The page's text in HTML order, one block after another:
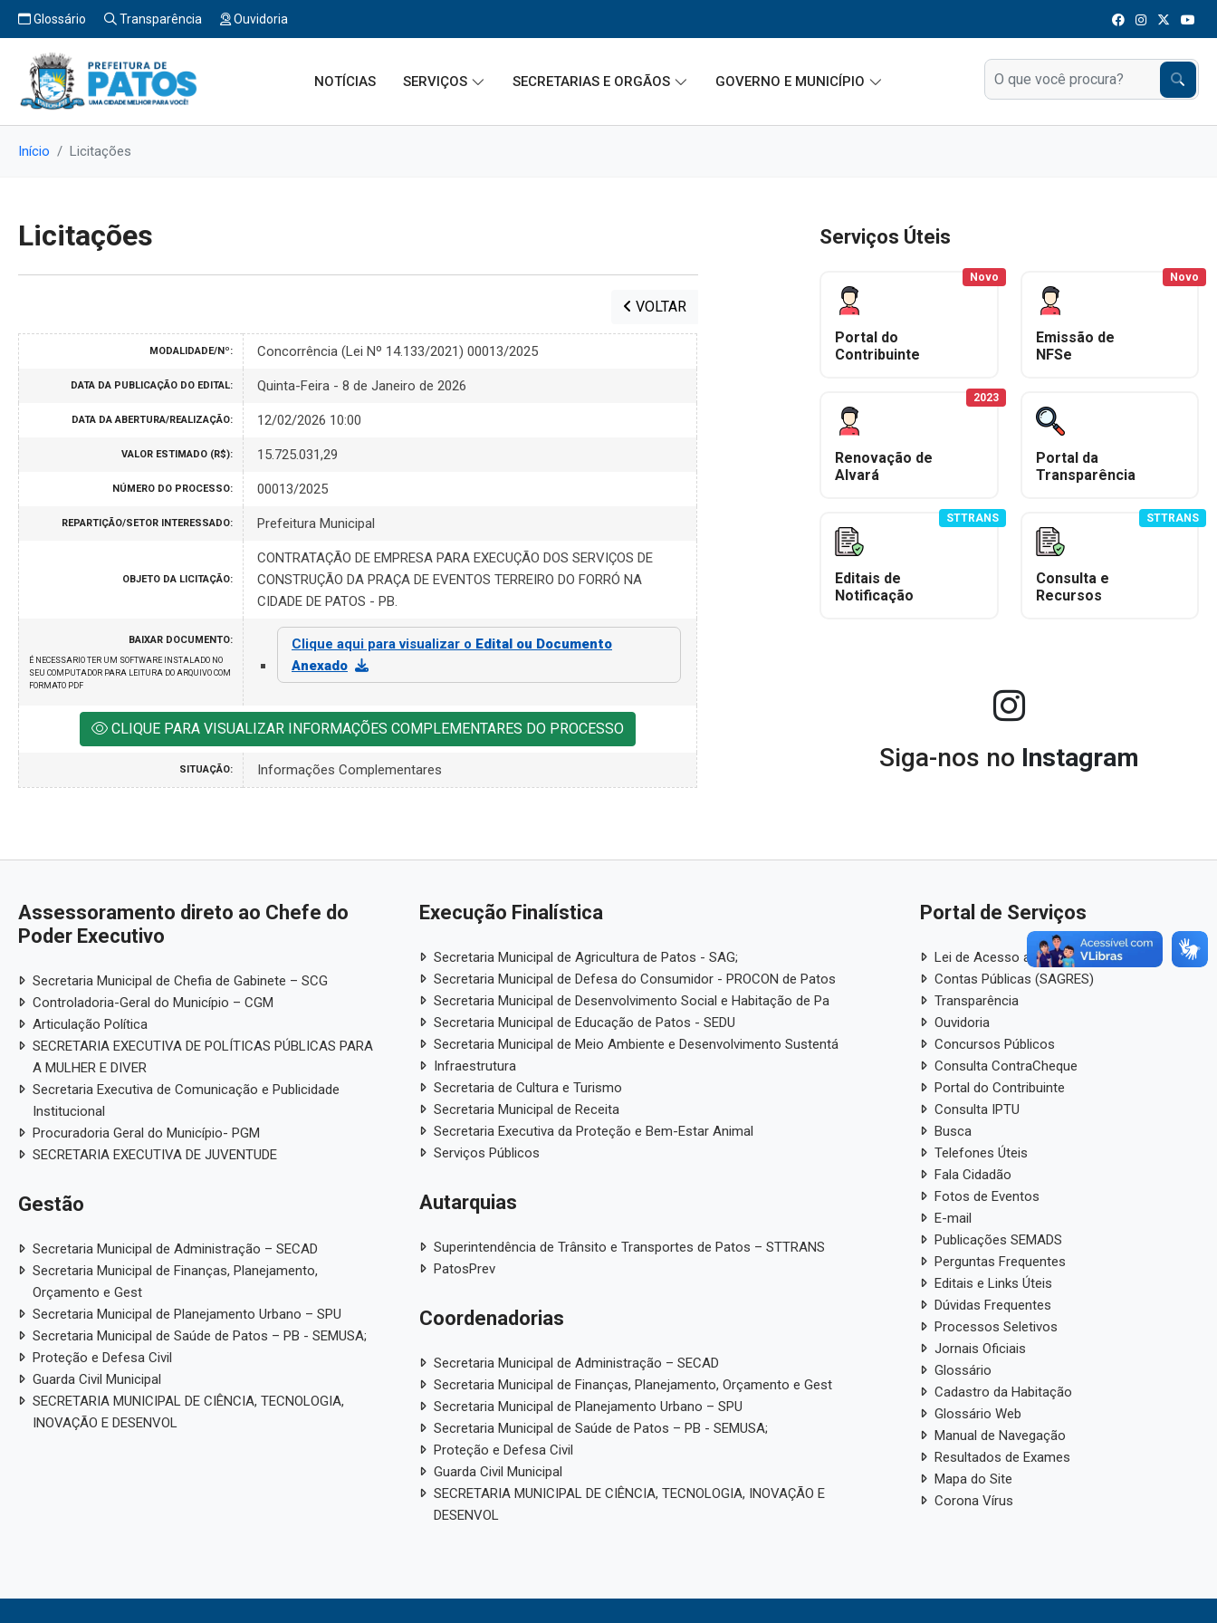
Glossário Transparência Ouvidoria
NOTÍCIAS SERVIÇOS SECRETARIAS E ORGÃOS GOVERNO E MUNICÍPIO
Início Licitações
Licitações
VOLTAR
MODALIDADE/Nº: Concorrência (Lei Nº 14.133/2021) 00013/2025
DATA DA PUBLICAÇÃO DO EDITAL: Quinta-Feira - 8 de Janeiro de 2026
DATA DA ABERTURA/REALIZAÇÃO: 12/02/2026 10:00
VALOR ESTIMADO (R$): 15.725.031,29
NÚMERO DO PROCESSO: 00013/2025
REPARTIÇÃO/SETOR INTERESSADO: Prefeitura Municipal
OBJETO DA LICITAÇÃO:
CONTRATAÇÃO DE EMPRESA PARA EXECUÇÃO DOS SERVIÇOS DE
CONSTRUÇÃO DA PRAÇA DE EVENTOS TERREIRO DO FORRÓ NA
CIDADE DE PATOS - PB.
BAIXAR DOCUMENTO:
É NECESSARIO TER UM SOFTWARE INSTALADO NO
SEU COMPUTADOR PARA LEITURA DO ARQUIVO COM
FORMATO PDF
Clique aqui para visualizar o Edital ou Documento
Anexado
CLIQUE PARA VISUALIZAR INFORMAÇÕES COMPLEMENTARES DO PROCESSO
SITUAÇÃO: Informações Complementares
Serviços Úteis
Portal do
Contribuinte
Novo
Emissão de
NFSe
Novo
Renovação de
Alvará
2023
Portal da
Transparência
Editais de
Notificação
STTRANS
Consulta e
Recursos
STTRANS
Siga-nos no Instagram
Assessoramento direto ao Chefe do
Poder Executivo
Secretaria Municipal de Chefia de Gabinete – SCG
Controladoria-Geral do Município – CGM
Articulação Política
SECRETARIA EXECUTIVA DE POLÍTICAS PÚBLICAS PARA
A MULHER E DIVER
Secretaria Executiva de Comunicação e Publicidade
Institucional
Procuradoria Geral do Município- PGM
SECRETARIA EXECUTIVA DE JUVENTUDE
Gestão
Secretaria Municipal de Administração – SECAD
Secretaria Municipal de Finanças, Planejamento,
Orçamento e Gest
Secretaria Municipal de Planejamento Urbano – SPU
Secretaria Municipal de Saúde de Patos – PB - SEMUSA;
Proteção e Defesa Civil
Guarda Civil Municipal
SECRETARIA MUNICIPAL DE CIÊNCIA, TECNOLOGIA,
INOVAÇÃO E DESENVOL
Execução Finalística
Secretaria Municipal de Agricultura de Patos - SAG;
Secretaria Municipal de Defesa do Consumidor - PROCON de Patos
Secretaria Municipal de Desenvolvimento Social e Habitação de Pa
Secretaria Municipal de Educação de Patos - SEDU
Secretaria Municipal de Meio Ambiente e Desenvolvimento Sustentá
Infraestrutura
Secretaria de Cultura e Turismo
Secretaria Municipal de Receita
Secretaria Executiva da Proteção e Bem-Estar Animal
Serviços Públicos
Autarquias
Superintendência de Trânsito e Transportes de Patos – STTRANS
PatosPrev
Coordenadorias
Secretaria Municipal de Administração – SECAD
Secretaria Municipal de Finanças, Planejamento, Orçamento e Gest
Secretaria Municipal de Planejamento Urbano – SPU
Secretaria Municipal de Saúde de Patos – PB - SEMUSA;
Proteção e Defesa Civil
Guarda Civil Municipal
SECRETARIA MUNICIPAL DE CIÊNCIA, TECNOLOGIA, INOVAÇÃO E
DESENVOL
Portal de Serviços
Lei de Acesso a Informação
Contas Públicas (SAGRES)
Transparência
Ouvidoria
Concursos Públicos
Consulta ContraCheque
Portal do Contribuinte
Consulta IPTU
Busca
Telefones Úteis
Fala Cidadão
Fotos de Eventos
E-mail
Publicações SEMADS
Perguntas Frequentes
Editais e Links Úteis
Dúvidas Frequentes
Processos Seletivos
Jornais Oficiais
Glossário
Cadastro da Habitação
Glossário Web
Manual de Navegação
Resultados de Exames
Mapa do Site
Corona Vírus